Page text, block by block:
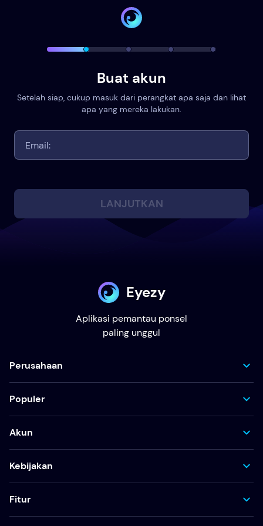
Buat akun
Setelah siap, cukup masuk dari perangkat apa saja dan lihat
apa yang mereka lakukan.
LANJUTKAN
Eyezy
Aplikasi pemantau ponsel
paling unggul
Perusahaan
Populer
Akun
Kebijakan
Fitur